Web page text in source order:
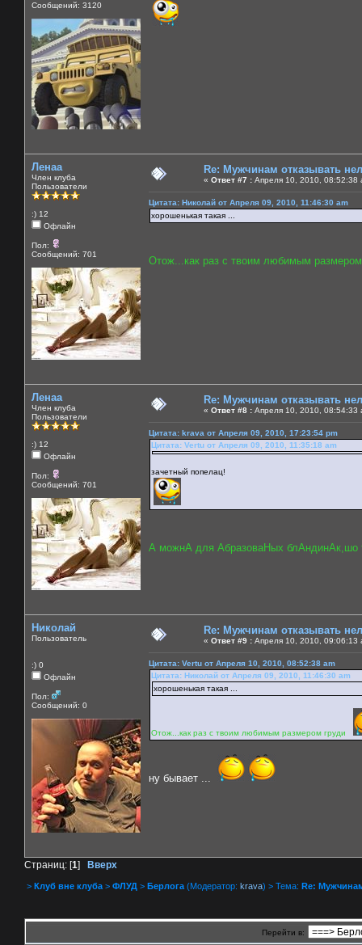
Сообщений: 3120
Ленаа
Член клуба
Пользователи
:) 12
Офлайн
Пол:
Сообщений: 701
Re: Мужчинам отказывать
« Ответ #7 : Апреля 10, 2010, 08:52:38
Цитата: Николай от Апреля 09, 2010, 11:46:30 am
хорошенькая такая ...
Отож...как раз с твоим любимым
Ленаа
Член клуба
Пользователи
:) 12
Офлайн
Пол:
Сообщений: 701
Re: Мужчинам отказывать
« Ответ #8 : Апреля 10, 2010, 08:54:33
Цитата: krava от Апреля 09, 2010, 17:23:54 pm
Цитата: Vertu от Апреля 09, 2010, 11:35:18 am
зачетный попелац!
А можнА для АбразоваНых блАндинАк,шо
Николай
Пользователь
:) 0
Офлайн
Пол:
Сообщений: 0
Re: Мужчинам отказывать
« Ответ #9 : Апреля 10, 2010, 09:06:13
Цитата: Vertu от Апреля 10, 2010, 08:52:38 am
Цитата: Николай от Апреля 09, 2010, 11:46:30 am
хорошенькая такая ...
Отож...как раз с твоим любимым размером груди
ну бывает ...
Страниц: [1] Вверх
> Клуб вне клуба > ФЛУД > Берлога (Модератор: krava) > Тема: Re:
Перейти в: